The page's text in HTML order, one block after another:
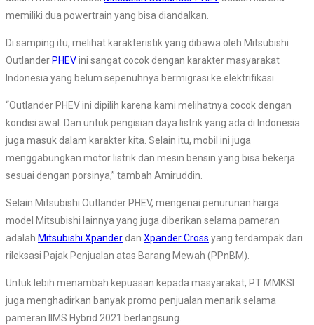
memiliki dua powertrain yang bisa diandalkan.
Di samping itu, melihat karakteristik yang dibawa oleh Mitsubishi
Outlander PHEVini sangat cocok dengan karakter masyarakat
Indonesia yang belum sepenuhnya bermigrasi ke elektrifikasi.
“Outlander PHEV ini dipilih karena kami melihatnya cocok dengan
kondisi awal. Dan untuk pengisian daya listrik yang ada di Indonesia
juga masuk dalam karakter kita. Selain itu, mobil ini juga
menggabungkan motor listrik dan mesin bensin yang bisa bekerja
sesuai dengan porsinya,” tambah Amiruddin.
Selain Mitsubishi Outlander PHEV, mengenai penurunan harga
model Mitsubishi lainnya yang juga diberikan selama pameran
adalah Mitsubishi Xpander dan Xpander Cross yang terdampak dari
rileksasi Pajak Penjualan atas Barang Mewah (PPnBM).
Untuk lebih menambah kepuasan kepada masyarakat, PT MMKSI
juga menghadirkan banyak promo penjualan menarik selama
pameran IIMS Hybrid 2021 berlangsung.